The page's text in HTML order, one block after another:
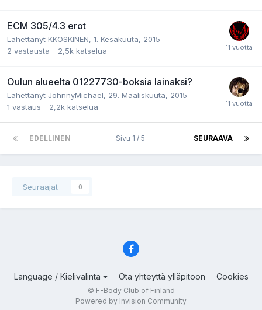
ECM 305/4.3 erot
Lähettänyt KKOSKINEN, 1. Kesäkuuta, 2015
2 vastausta 2,5k katselua
Oulun alueelta 01227730-boksia lainaksi?
Lähettänyt JohnnyMichael, 29. Maaliskuuta, 2015
1 vastaus 2,2k katselua
EDELLINEN SEURAAVA
Sivu 1 / 5
Seuraajat 0
Language / Kielivalinta Ota yhteyttä ylläpitoon Cookies
© F-Body Club of Finland
Powered by Invision Community